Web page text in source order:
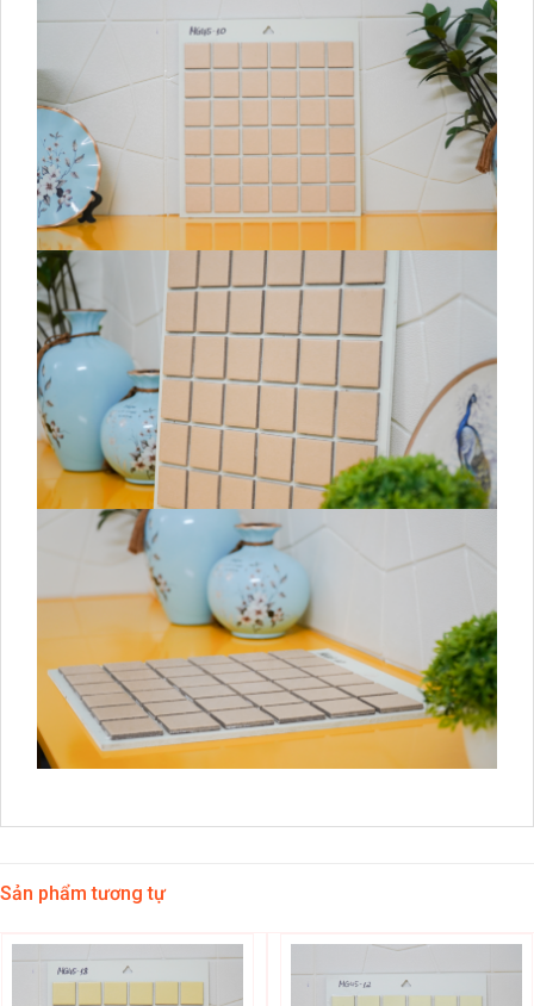
Sản phẩm tương tự